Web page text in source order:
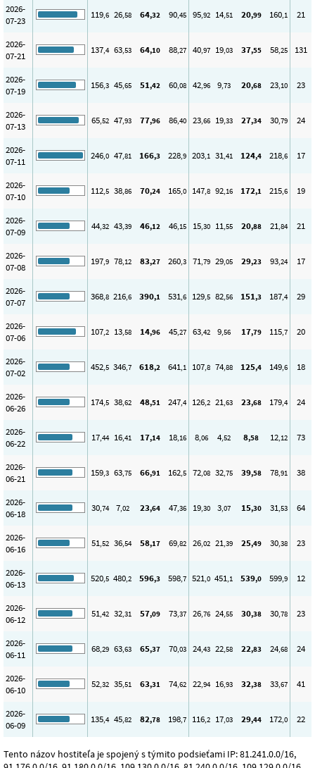
2026-
07-23
119,6 26,58 64,32 90,45 95,92 14,51 20,99 160,1 21
2026-
07-21
137,4 63,53 64,10 88,27 40,97 19,03 37,55 58,25 131
2026-
07-19
156,3 45,65 51,42 60,08 42,96 9,73 20,68 23,10 23
2026-
07-13
65,52 47,93 77,96 86,40 23,66 19,33 27,34 30,79 24
2026-
07-11
246,0 47,81 166,3 228,9 203,1 31,41 124,4 218,6 17
2026-
07-10
112,5 38,86 70,24 165,0 147,8 92,16 172,1 215,6 19
2026-
07-09
44,32 43,39 46,12 46,15 15,30 11,55 20,88 21,84 21
2026-
07-08
197,9 78,12 83,27 260,3 71,79 29,05 29,23 93,24 17
2026-
07-07
368,8 216,6 390,1 531,6 129,5 82,56 151,3 187,4 29
2026-
07-06
107,2 13,58 14,96 45,27 63,42 9,56 17,79 115,7 20
2026-
07-02
452,5 346,7 618,2 641,1 107,8 74,88 125,4 149,6 18
2026-
06-26
174,5 38,62 48,51 247,4 126,2 21,63 23,68 179,4 24
2026-
06-22
17,44 16,41 17,14 18,16 8,06 4,52 8,58 12,12 73
2026-
06-21
159,3 63,75 66,91 162,5 72,08 32,75 39,58 78,91 38
2026-
06-18
30,74 7,02 23,64 47,36 19,30 3,07 15,30 31,53 64
2026-
06-16
51,52 36,54 58,17 69,82 26,02 21,39 25,49 30,38 23
2026-
06-13
520,5 480,2 596,3 598,7 521,0 451,1 539,0 599,9 12
2026-
06-12
51,42 32,31 57,09 73,37 26,76 24,55 30,38 30,78 23
2026-
06-11
68,29 63,63 65,37 70,03 24,43 22,58 22,83 24,68 24
2026-
06-10
52,32 35,51 63,31 74,62 22,94 16,93 32,38 33,67 41
2026-
06-09
135,4 45,82 82,78 198,7 116,2 17,03 29,44 172,0 22
Tento názov hostiteľa je spojený s týmito podsieťami IP: 81.241.0.0/16,